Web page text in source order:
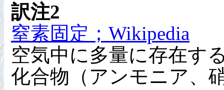
訳注2
窒素固定；Wikipedia
空気中に多量に存在す
化合物（アンモニア、